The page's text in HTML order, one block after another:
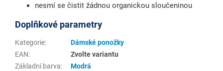
nesmí se čistit žádnou organickou sloučeninou
Doplňkové parametry
Kategorie:
Dámské ponožky
EAN:
Zvolte variantu
Základní barva:
Modrá